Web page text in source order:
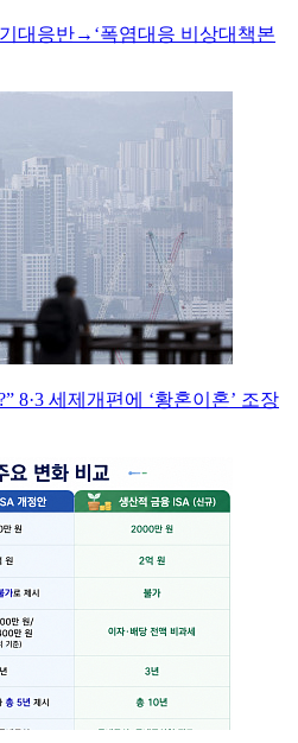
대응반→‘폭염대응 비상대책본
8·3 세제개편에 ‘황혼이혼’ 조장